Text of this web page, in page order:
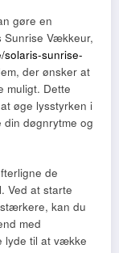
gøre en
Sunrise Vækkeur,
solaris-sunrise-
der ønsker at
muligt. Dette
øge lysstyrken i
døgnrytme og
de
Ved at starte
kan du
med
lyde til at vække